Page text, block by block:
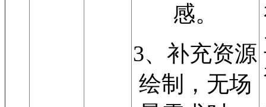
感。
3、补充资源
绘制，无场